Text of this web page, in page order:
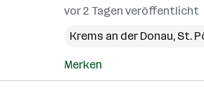
vor 2 Tagen veröffentlicht
Krems an der Donau, St.
Merken